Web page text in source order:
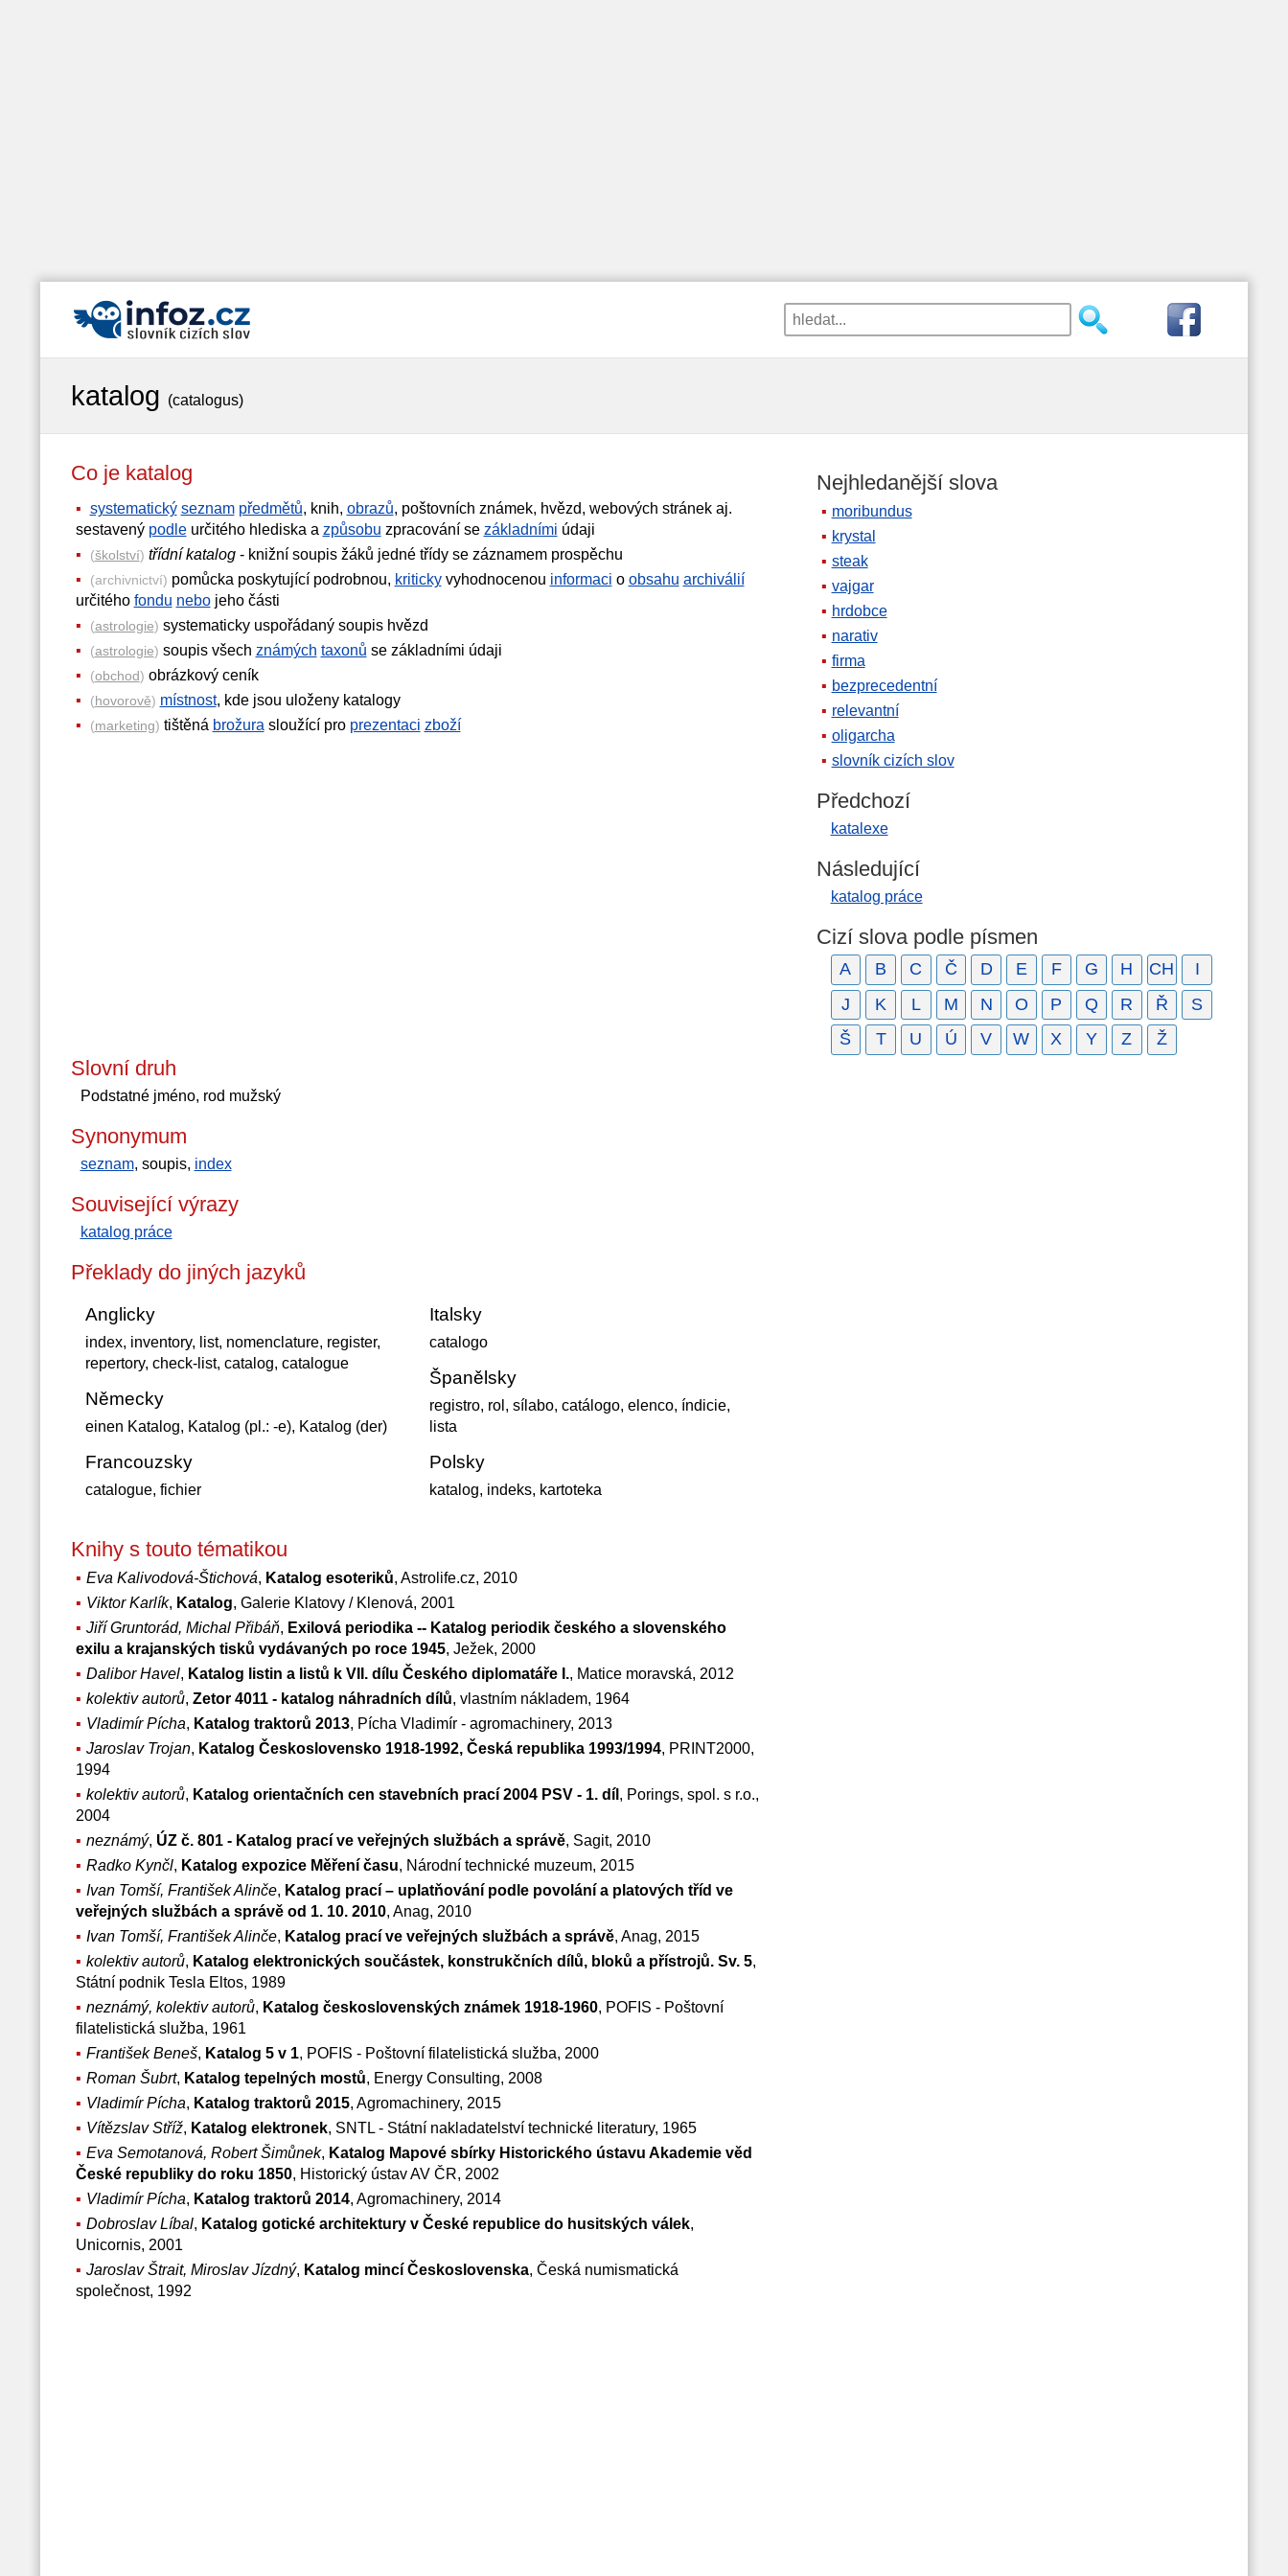
katalog (catalogus)
Co je katalog
systematický seznam předmětů, knih, obrazů, poštovních známek, hvězd, webových stránek aj.
sestavený podleurčitého hlediska a způsobu zpracování se základními údaji
(školství) třídní katalog- knižní soupis žáků jedné třídy se záznamem prospěchu
(archivnictví) pomůcka poskytující podrobnou, kritickyvyhodnocenou informaci o obsahu archiválií
určitého fondu nebojeho části
(astrologie) systematicky uspořádaný soupis hvězd
(astrologie) soupis všech známých taxonů se základními údaji
(obchod) obrázkový ceník
(hovorově) místnost, kde jsou uloženy katalogy
(marketing) tištěná brožura sloužící pro prezentaci zboží
Slovní druh
Podstatné jméno, rod mužský
Synonymum
seznam, soupis, index
Související výrazy
katalog práce
Překlady do jiných jazyků
Anglicky
index, inventory, list, nomenclature, register,
repertory, check-list, catalog, catalogue
Německy
einen Katalog, Katalog (pl.: -e), Katalog (der)
Francouzsky
catalogue, fichier
Italsky
catalogo
Španělsky
registro, rol, sílabo, catálogo, elenco, índicie,
lista
Polsky
katalog, indeks, kartoteka
Knihy s touto tématikou
Eva Kalivodová-Štichová, Katalog esoteriků, Astrolife.cz, 2010
Viktor Karlík, Katalog, Galerie Klatovy / Klenová, 2001
Jiří Gruntorád, Michal Přibáň, Exilová periodika -- Katalog periodik českého a slovenského
exilu a krajanských tisků vydávaných po roce 1945, Ježek, 2000
Dalibor Havel, Katalog listin a listů k VII. dílu Českého diplomatáře I., Matice moravská, 2012
kolektiv autorů, Zetor 4011 - katalog náhradních dílů, vlastním nákladem, 1964
Vladimír Pícha, Katalog traktorů 2013, Pícha Vladimír - agromachinery, 2013
Jaroslav Trojan, Katalog Československo 1918-1992, Česká republika 1993/1994, PRINT2000,
1994
kolektiv autorů, Katalog orientačních cen stavebních prací 2004 PSV - 1. díl , Porings, spol. s r.o.,
2004
neznámý, ÚZ č. 801 - Katalog prací ve veřejných službách a správě, Sagit, 2010
Radko Kynčl, Katalog expozice Měření času, Národní technické muzeum, 2015
Ivan Tomší, František Alinče, Katalog prací – uplatňování podle povolání a platových tříd ve
veřejných službách a správě od 1. 10. 2010, Anag, 2010
Ivan Tomší, František Alinče, Katalog prací ve veřejných službách a správě, Anag, 2015
kolektiv autorů, Katalog elektronických součástek, konstrukčních dílů, bloků a přístrojů. Sv. 5,
Státní podnik Tesla Eltos, 1989
neznámý, kolektiv autorů, Katalog československých známek 1918-1960, POFIS - Poštovní
filatelistická služba, 1961
František Beneš, Katalog 5 v 1, POFIS - Poštovní filatelistická služba, 2000
Roman Šubrt, Katalog tepelných mostů, Energy Consulting, 2008
Vladimír Pícha, Katalog traktorů 2015, Agromachinery, 2015
Vítězslav Stříž, Katalog elektronek, SNTL - Státní nakladatelství technické literatury, 1965
Eva Semotanová, Robert Šimůnek, Katalog Mapové sbírky Historického ústavu Akademie věd
České republiky do roku 1850, Historický ústav AV ČR, 2002
Vladimír Pícha, Katalog traktorů 2014, Agromachinery, 2014
Dobroslav Líbal, Katalog gotické architektury v České republice do husitských válek,
Unicornis, 2001
Jaroslav Štrait, Miroslav Jízdný, Katalog mincí Československa, Česká numismatická
společnost, 1992
Nejhledanější slova
moribundus
krystal
steak
vajgar
hrdobce
narativ
firma
bezprecedentní
relevantní
oligarcha
slovník cizích slov
Předchozí
katalexe
Následující
katalog práce
Cizí slova podle písmen
A B C Č D E F G H CH
I
J
K L M N O P Q R Ř
S
Š
T U Ú V W X Y Z Ž